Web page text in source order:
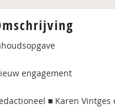
engagement
■ Karen Vintges